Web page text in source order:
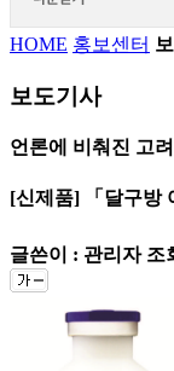
HOME 홍보센터
보도기사
언론에 비춰진 고
[신제품] 「달구방
글쓴이 : 관리자 조